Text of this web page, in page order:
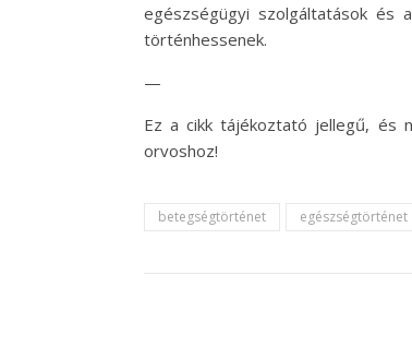
egészségügyi szolgáltatások és
történhessenek.
—
Ez a cikk tájékoztató jellegű, és
orvoshoz!
betegségtörténet egészségtörténet